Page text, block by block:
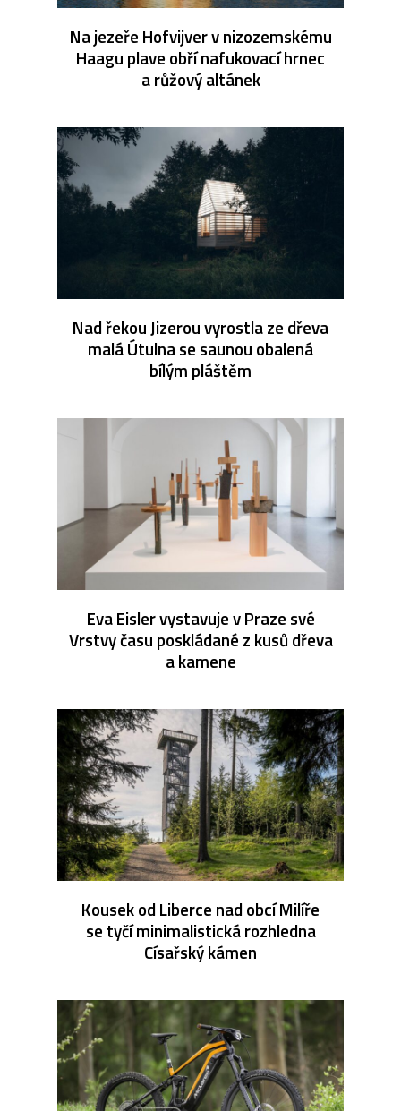
Na jezeře Hofvijver v nizozemskému
Haagu plave obří nafukovací hrnec
a růžový altánek
Nad řekou Jizerou vyrostla ze dřeva
malá Útulna se saunou obalená
bílým pláštěm
Eva Eisler vystavuje v Praze své
Vrstvy času poskládané z kusů dřeva
a kamene
Kousek od Liberce nad obcí Milíře
se tyčí minimalistická rozhledna
Císařský kámen